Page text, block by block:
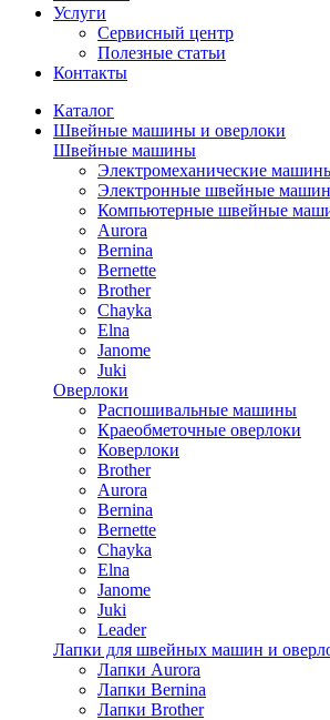
Услуги
Сервисный центр
Полезные статьи
Контакты
Каталог
Швейные машины и оверлоки
Швейные машины
Электромеханические
Электронные швейные
Компьютерные швейные
Aurora
Bernina
Bernette
Brother
Chayka
Elna
Janome
Juki
Оверлоки
Распошивальные машины
Краеобметочные оверлоки
Коверлоки
Brother
Aurora
Bernina
Bernette
Chayka
Elna
Janome
Juki
Leader
Лапки для швейных машин и
Лапки Aurora
Лапки Bernina
Лапки Brother